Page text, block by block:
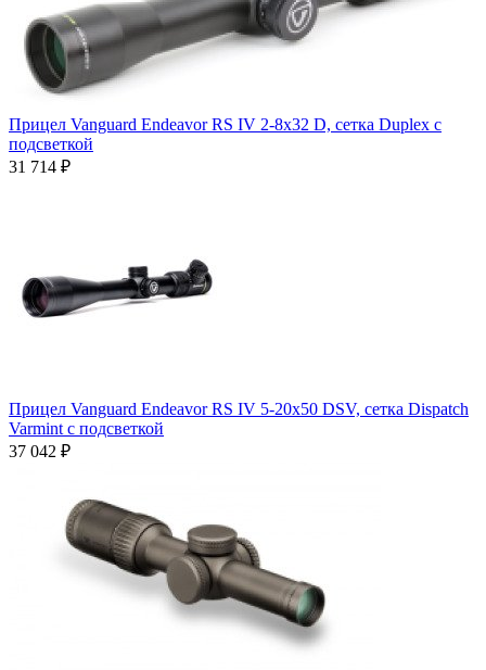
Прицел Vanguard Endeavor RS IV 2-8x32 D, сетка Duplex с
подсветкой
31 714 ₽
Прицел Vanguard Endeavor RS IV 5-20x50 DSV, сетка Dispatch
Varmint с подсветкой
37 042 ₽